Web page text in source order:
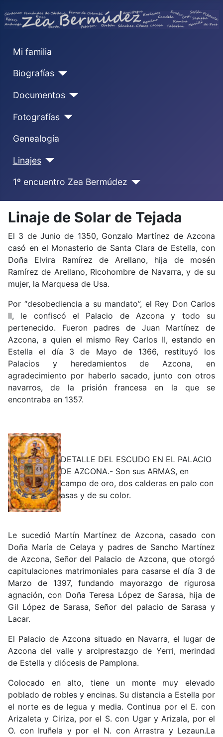
Mi familia
Biografías
Documentos
Fotografías
Genealogía
Linajes
1º encuentro Zea Bermúdez
Linaje de Solar de Tejada
El 3 de Junio de 1350, Gonzalo Martínez de Azcona
casó en el Monasterio de Santa Clara de Estella, con
Doña Elvira Ramírez de Arellano, hija de mosén
Ramírez de Arellano, Ricohombre de Navarra, y de su
mujer, la Marquesa de Usa.
Por “desobediencia a su mandato”, el Rey Don Carlos
II, le confiscó el Palacio de Azcona y todo su
pertenecido. Fueron padres de Juan Martínez de
Azcona, a quien el mismo Rey Carlos II, estando en
Estella el día 3 de Mayo de 1366, restituyó los
Palacios y heredamientos de Azcona, en
agradecimiento por haberlo sacado, junto con otros
navarros, de la prisión francesa en la que se
encontraba en 1357.
DETALLE DEL ESCUDO EN EL PALACIO
DE AZCONA.- Son sus ARMAS, en
campo de oro, dos calderas en palo con
asas y de su color.
Le sucedió Martín Martínez de Azcona, casado con
Doña María de Celaya y padres de Sancho Martínez
de Azcona, Señor del Palacio de Azcona, que otorgó
capitulaciones matrimoniales para casarse el día 3 de
Marzo de 1397, fundando mayorazgo de rigurosa
agnación, con Doña Teresa López de Sarasa, hija de
Gil López de Sarasa, Señor del palacio de Sarasa y
Lacar.
El Palacio de Azcona situado en Navarra, el lugar de
Azcona del valle y arciprestazgo de Yerri, merindad
de Estella y diócesis de Pamplona.
Colocado en alto, tiene un monte muy elevado
poblado de robles y encinas. Su distancia a Estella por
el norte es de legua y media. Continua por el E. con
Arizaleta y Ciriza, por el S. con Ugar y Arizala, por el
O. con Iruñela y por el N. con Arrastra y Lezaun.La